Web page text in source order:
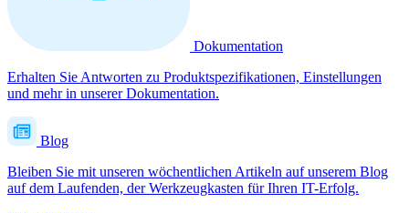
Dokumentation
Erhalten Sie Antworten zu Produktspezifikationen, Einstellungen
und mehr in unserer Dokumentation.
Blog
Bleiben Sie mit unseren wöchentlichen Artikeln auf unserem Blog
auf dem Laufenden, der Werkzeugkasten für Ihren IT-Erfolg.